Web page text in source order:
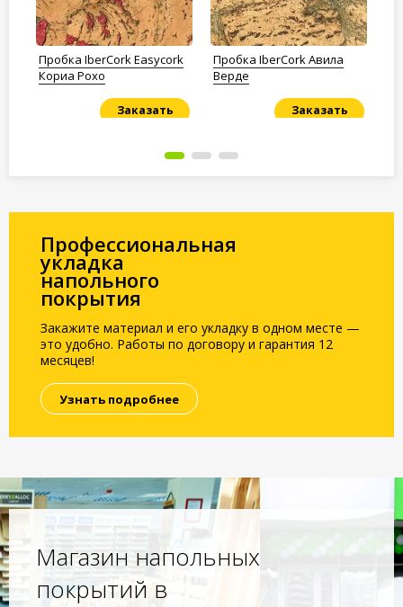
Пробка IberCork Easycork
Кориа Рохо
Заказать
Пробка IberCork Авила
Верде
Заказать
Профессиональная
укладка
напольного
покрытия
Закажите материал и его укладку в одном месте —
это удобно. Работы по договору и гарантия 12
месяцев!
Узнать подробнее
Магазин напольных
покрытий в